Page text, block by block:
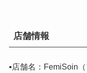
店舗情報
▪️店舗名：FemiSoin（